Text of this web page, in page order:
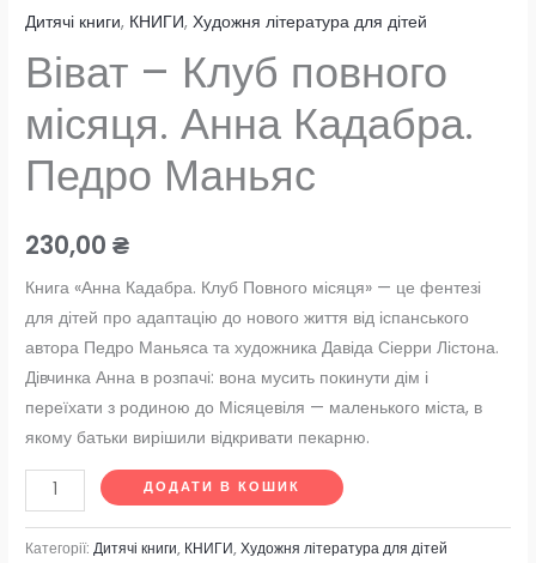
Дитячі книги, КНИГИ,Художня література для дітей
Віват – Клуб повного
місяця. Анна Кадабра.
Педро Маньяс
230,00₴
Книга «Анна Кадабра. Клуб Повного місяця» — це фентезі
для дітей про адаптацію до нового життя від іспанського
автора Педро Маньяса та художника Давіда Сіерри Лістона.
Дівчинка Анна в розпачі: вона мусить покинути дім і
переїхати з родиною до Місяцевіля — маленького міста, в
якому батьки вирішили відкривати пекарню.
ДОДАТИ В КОШИК
Категорії:Дитячі книги, КНИГИ,Художня література для дітей